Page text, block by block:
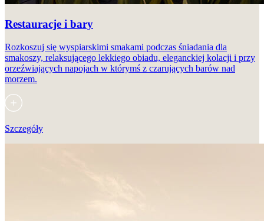
Restauracje i bary
Rozkoszuj się wyspiarskimi smakami podczas śniadania dla
smakoszy, relaksującego lekkiego obiadu, eleganckiej kolacji i przy
orzeźwiających napojach w którymś z czarujących barów nad
morzem.
Szczegóły